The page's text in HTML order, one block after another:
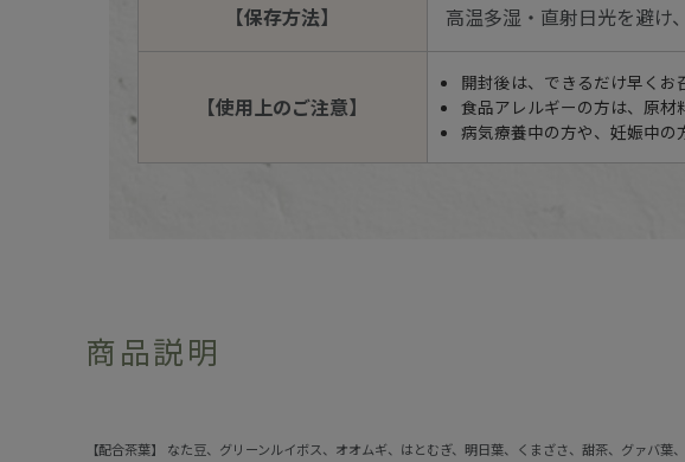
【保存方法】 高温多湿・直射日光を避け
【使用上のご注意】
開封後は、できるだけ早くお
食品アレルギーの方は、原材
病気療養中の方や、妊娠中の
商品説明
【配合茶葉】 なた豆、グリーンルイボス、オオムギ、はとむぎ、明日葉、くまざさ、甜茶、グァバ葉